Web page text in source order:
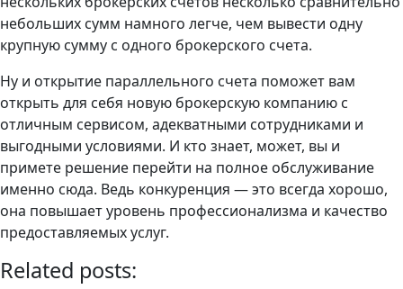
небольших сумм намного легче, чем вывести одну
крупную сумму с одного брокерского счета.
Ну и открытие параллельного счета поможет вам
открыть для себя новую брокерскую компанию с
отличным сервисом, адекватными сотрудниками и
выгодными условиями. И кто знает, может, вы и
примете решение перейти на полное обслуживание
именно сюда. Ведь конкуренция — это всегда хорошо,
она повышает уровень профессионализма и качество
предоставляемых услуг.
Related posts: